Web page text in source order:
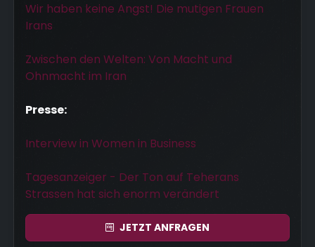
Wir haben keine Angst! Die mutigen Frauen
Irans
Zwischen den Welten: Von Macht und
Ohnmacht im Iran
Presse:
Interview in Women in Business
Tagesanzeiger - Der Ton auf Teherans
Strassen hat sich enorm verändert
JETZT ANFRAGEN